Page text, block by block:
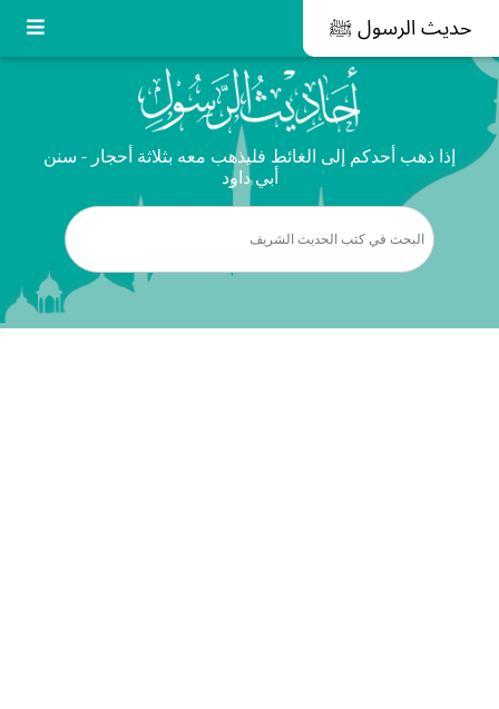
حديث الرسول ﷺ
إذا ذهب أحدكم إلى الغائط فليذهب معه بثلاثة أحجار - سنن
أبي داود